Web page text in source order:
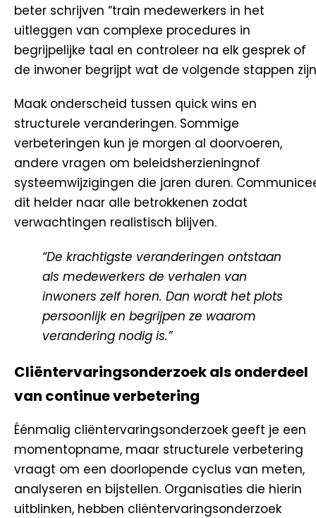
beter schrijven “train medewerkers in het
uitleggen van complexe procedures in
begrijpelijke taal en controleer na elk gesprek of
de inwoner begrijpt wat de volgende stappen
Maak onderscheid tussen quick wins en
structurele veranderingen. Sommige
verbeteringen kun je morgen al doorvoeren,
andere vragen om beleidsherzieningnof
systeemwijzigingen die jaren duren.
dit helder naar alle betrokkenen zodat
verwachtingen realistisch blijven.
“De krachtigste veranderingen ontstaan
als medewerkers de verhalen van
inwoners zelf horen. Dan wordt het plots
persoonlijk en begrijpen ze waarom
verandering nodig is.”
Cliëntervaringsonderzoek als onderdeel
van continue verbetering
Éénmalig cliëntervaringsonderzoek geeft je een
momentopname, maar structurele verbetering
vraagt om een doorlopende cyclus van meten,
analyseren en bijstellen. Organisaties die hierin
uitblinken, hebben cliëntervaringsonderzoek